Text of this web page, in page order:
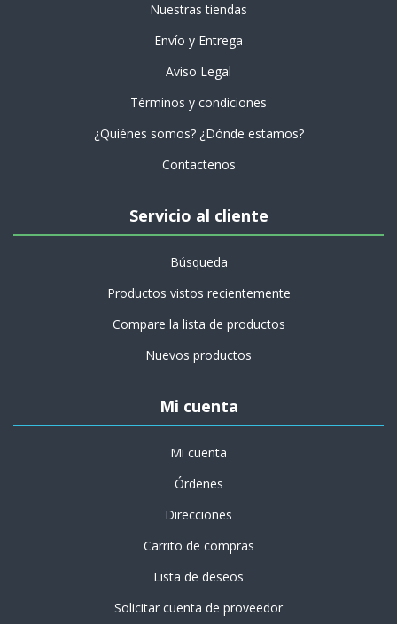
Nuestras tiendas
Envío y Entrega
Aviso Legal
Términos y condiciones
¿Quiénes somos? ¿Dónde estamos?
Contactenos
Servicio al cliente
Búsqueda
Productos vistos recientemente
Compare la lista de productos
Nuevos productos
Mi cuenta
Mi cuenta
Órdenes
Direcciones
Carrito de compras
Lista de deseos
Solicitar cuenta de proveedor